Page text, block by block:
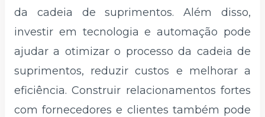
da cadeia de suprimentos. Além disso,
investir em tecnologia e automação pode
ajudar a otimizar o processo da cadeia de
suprimentos, reduzir custos e melhorar a
eficiência. Construir relacionamentos fortes
com fornecedores e clientes também pode